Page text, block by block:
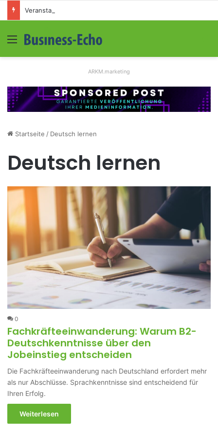
Menü
ARKM.marketing
Startseite / Deutsch lernen
Deutsch lernen
0
Fachkräfteeinwanderung: Warum B2-
Deutschkenntnisse über den
Jobeinstieg entscheiden
Die Fachkräfteeinwanderung nach Deutschland erfordert mehr
als nur Abschlüsse. Sprachkenntnisse sind entscheidend für
Ihren Erfolg.
Weiterlesen